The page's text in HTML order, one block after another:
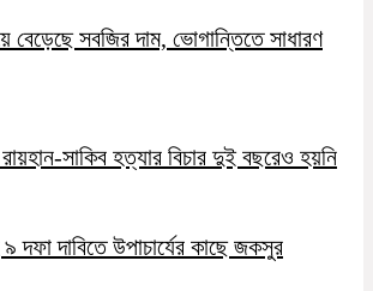
বেড়েছে সবজির দাম, ভোগান্তিতে সাধারণ
সাকিব হত্যার বিচার দুই বছরেও হয়নি
দফা দাবিতে উপাচার্যের কাছে জকসুর